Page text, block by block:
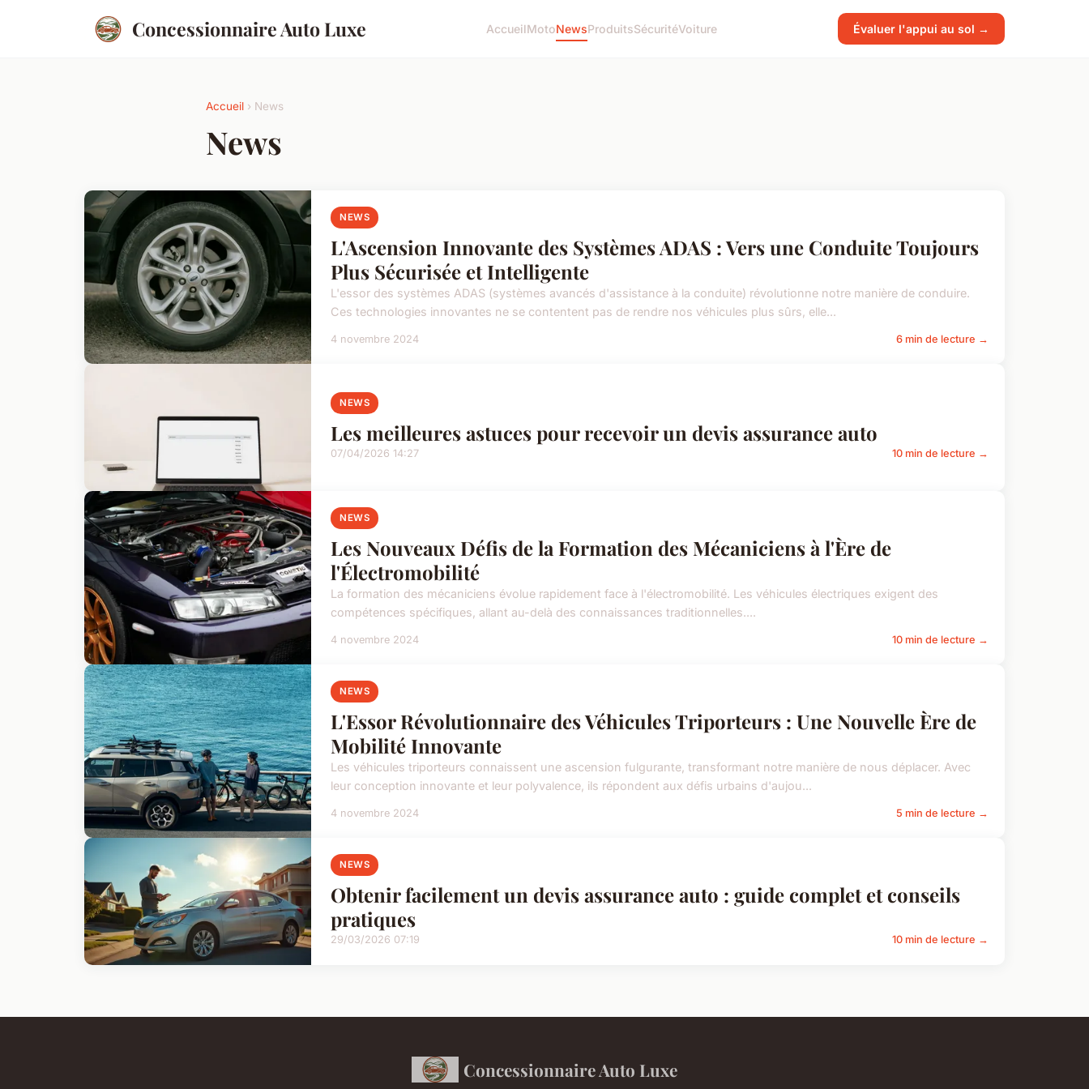
Concessionnaire Auto Luxe AccueilMotoNewsProduitsSécuritéVoiture Évaluer l'appui au sol →
Accueil › News
News
NEWS
L'Ascension Innovante des Systèmes ADAS : Vers une Conduite Toujours
Plus Sécurisée et Intelligente
L'essor des systèmes ADAS (systèmes avancés d'assistance à la conduite) révolutionne notre manière de conduire.
Ces technologies innovantes ne se contentent pas de rendre nos véhicules plus sûrs, elle...
4 novembre 2024 6 min de lecture →
NEWS
Les meilleures astuces pour recevoir un devis assurance auto
07/04/2026 14:27 10 min de lecture →
NEWS
Les Nouveaux Défis de la Formation des Mécaniciens à l'Ère de
l'Électromobilité
La formation des mécaniciens évolue rapidement face à l'électromobilité. Les véhicules électriques exigent des
compétences spécifiques, allant au-delà des connaissances traditionnelles....
4 novembre 2024 10 min de lecture →
NEWS
L'Essor Révolutionnaire des Véhicules Triporteurs : Une Nouvelle Ère de
Mobilité Innovante
Les véhicules triporteurs connaissent une ascension fulgurante, transformant notre manière de nous déplacer. Avec
leur conception innovante et leur polyvalence, ils répondent aux défis urbains d'aujou...
4 novembre 2024 5 min de lecture →
NEWS
Obtenir facilement un devis assurance auto : guide complet et conseils
pratiques
29/03/2026 07:19 10 min de lecture →
Concessionnaire Auto Luxe